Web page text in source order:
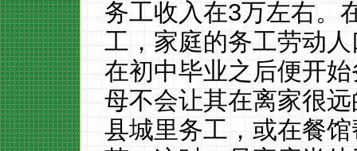
务工收入在3万左右。
工，家庭的务工劳动
在初中毕业之后便开
母不会让其在离家很
县城里务工，或在餐